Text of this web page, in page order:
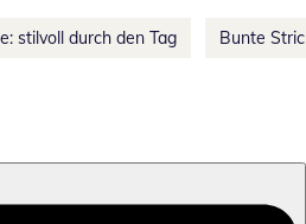
stilvoll durch den Tag Bunte